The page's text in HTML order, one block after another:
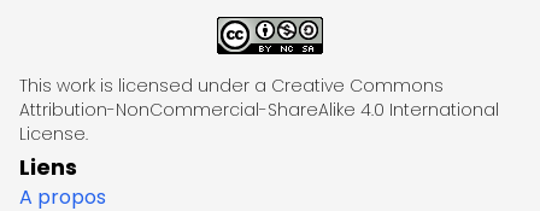
This work is licensed under a Creative Commons
Attribution-NonCommercial-ShareAlike 4.0 International
License.
Liens
A propos